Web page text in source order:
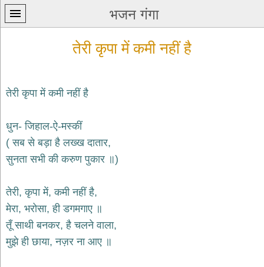
भजन गंगा
पन्ना
कृष्ण
bhajans
शिव
भजन
bhajans
तेरी कृपा में कमी नहीं है
तेरी कृपा में कमी नहीं है
धुन- जिहाल-ऐ-मस्कीं
( सब से बड़ा है लख्ख दातार,
सुनता सभी की करुण पुकार ॥)
तेरी, कृपा में, कमी नहीं है,
मेरा, भरोसा, ही डगमगाए ॥
तूँ साथी बनकर, है चलने वाला,
मुझे ही छाया, नज़र ना आए ॥